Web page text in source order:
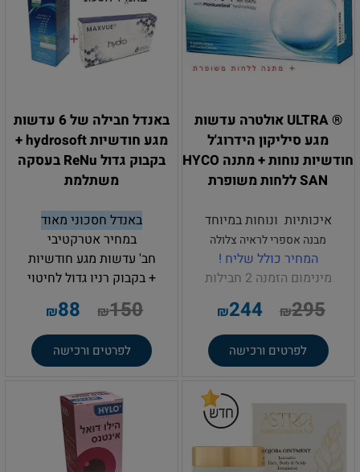
® ULTRA אולטרה עדשות
מגע סיליקון הידרוג'ל
חודשיות נוחות + מתנה HYCO
SAN ללחות משופרת
איכותיות ונוחות במיוחד
מבנה אספרי לראיה צלולה
המחיר כולל שליח !
מינימום הזמנה 2 חבילות
₪295
₪244
לפרטים ורכישה
באנדל חבילה של 6 עדשות
מגע חודשיות hydrosoft +
בקבוק גדול ReNu בעסקה
משתלמת
באנדל חסכוני מאוד
במחיר אטרקטיבי
חב' עדשות מגע חודשיות
+ בקבוק רניו גדול לחיטוי
₪150
₪88
לפרטים ורכישה